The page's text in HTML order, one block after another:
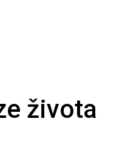
života